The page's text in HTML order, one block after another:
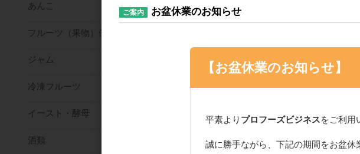
あんこ
フルーツ（果物）缶詰
ジャム
冷凍フルーツ
イースト・酵母
酒類
ご案内 お盆休業のお知らせ
【お盆休業のお知らせ】
平素より プロフーズビジネスをご利用
誠に勝手ながら、下記の期間をお盆休